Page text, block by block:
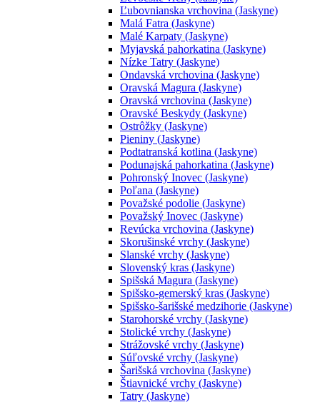
Ľubovnianska vrchovina (Jaskyne)
Malá Fatra (Jaskyne)
Malé Karpaty (Jaskyne)
Myjavská pahorkatina (Jaskyne)
Nízke Tatry (Jaskyne)
Ondavská vrchovina (Jaskyne)
Oravská Magura (Jaskyne)
Oravská vrchovina (Jaskyne)
Oravské Beskydy (Jaskyne)
Ostrôžky (Jaskyne)
Pieniny (Jaskyne)
Podtatranská kotlina (Jaskyne)
Podunajská pahorkatina (Jaskyne)
Pohronský Inovec (Jaskyne)
Poľana (Jaskyne)
Považské podolie (Jaskyne)
Považský Inovec (Jaskyne)
Revúcka vrchovina (Jaskyne)
Skorušinské vrchy (Jaskyne)
Slanské vrchy (Jaskyne)
Slovenský kras (Jaskyne)
Spišská Magura (Jaskyne)
Spišsko-gemerský kras (Jaskyne)
Spišsko-šarišské medzihorie (Jaskyne)
Starohorské vrchy (Jaskyne)
Stolické vrchy (Jaskyne)
Strážovské vrchy (Jaskyne)
Súľovské vrchy (Jaskyne)
Šarišská vrchovina (Jaskyne)
Štiavnické vrchy (Jaskyne)
Tatry (Jaskyne)